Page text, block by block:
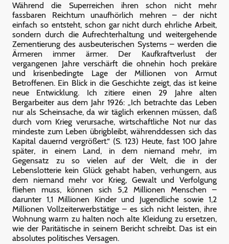
Während die Superreichen ihren schon nicht mehr
fassbaren Reichtum unaufhörlich mehren – der nicht
einfach so entsteht, schon gar nicht durch ehrliche Arbeit,
sondern durch die Aufrechterhaltung und weitergehende
Zementierung des ausbeuterischen Systems – werden die
Ärmeren immer ärmer. Der Kaufkraftverlust der
vergangenen Jahre verschärft die ohnehin hoch prekäre
und krisenbedingte Lage der Millionen von Armut
Betroffenen. Ein Blick in die Geschichte zeigt, das ist keine
neue Entwicklung. Ich zitiere einen 29 Jahre alten
Bergarbeiter aus dem Jahr 1926: „Ich betrachte das Leben
nur als Scheinsache, da wir täglich erkennen müssen, daß
durch vom Krieg verursache, wirtschaftliche Not nur das
mindeste zum Leben übrigbleibt, währenddessen sich das
Kapital dauernd vergrößert.“ (S. 123) Heute, fast 100 Jahre
später, in einem Land, in dem niemand mehr, im
Gegensatz zu so vielen auf der Welt, die in der
Lebenslotterie kein Glück gehabt haben, verhungern, aus
dem niemand mehr vor Krieg, Gewalt und Verfolgung
fliehen muss, können sich 5,2 Millionen Menschen –
darunter 1,1 Millionen Kinder und Jugendliche sowie 1,2
Millionen Vollzeiterwerbstätige – es sich nicht leisten, ihre
Wohnung warm zu halten noch alte Kleidung zu ersetzen,
wie der Paritätische in seinem Bericht schreibt. Das ist ein
absolutes politisches Versagen.